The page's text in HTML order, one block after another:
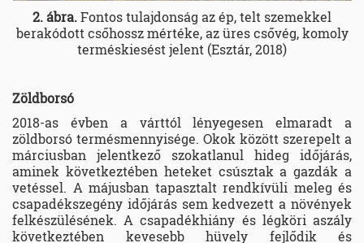
2. ábra.Fontos tulajdonság az ép, telt szemekkel
berakódott csőhossz mértéke, az üres csővég, komoly
terméskiesést jelent (Esztár, 2018)
Zöldborsó
2018-as évben a várttól lényegesen elmaradt a
zöldborsó termésmennyisége. Okok között szerepelt a
márciusban jelentkező szokatlanul hideg időjárás,
aminek következtében heteket csúsztak a gazdák a
vetéssel. A májusban tapasztalt rendkívüli meleg és
csapadékszegény időjárás sem kedvezett a növények
felkészülésének. A csapadékhiány és légköri aszály
következtében kevesebb hüvely fejlődik és